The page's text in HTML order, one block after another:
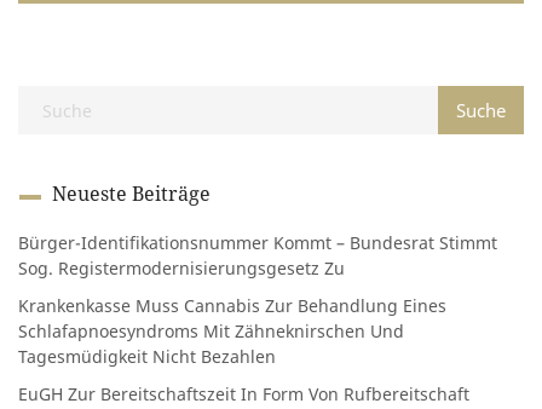
Neueste Beiträge
Bürger-Identifikationsnummer Kommt – Bundesrat Stimmt
Sog. Registermodernisierungsgesetz Zu
Krankenkasse Muss Cannabis Zur Behandlung Eines
Schlafapnoesyndroms Mit Zähneknirschen Und
Tagesmüdigkeit Nicht Bezahlen
EuGH Zur Bereitschaftszeit In Form Von Rufbereitschaft